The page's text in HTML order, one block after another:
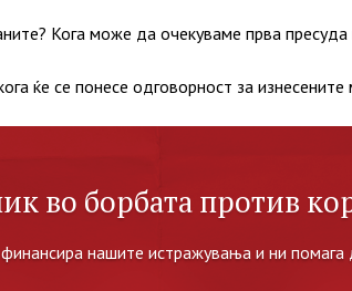
Кога може да очекуваме прва
ќе се понесе одговорност за
во борбата против
нашите истражувања и ни помага